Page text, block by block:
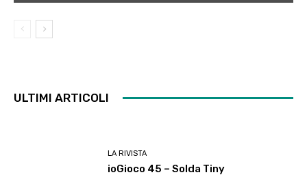
ULTIMI ARTICOLI
LA RIVISTA
ioGioco 45 – Solda Tiny